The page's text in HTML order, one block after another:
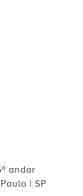
andar
| SP